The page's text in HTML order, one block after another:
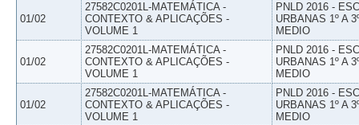
01/02
27582C0201L-MATEMÁTICA -
CONTEXTO & APLICAÇÕES -
VOLUME 1
PNLD 2016 -
URBANAS 1º A
MEDIO
01/02
27582C0201L-MATEMÁTICA -
CONTEXTO & APLICAÇÕES -
VOLUME 1
PNLD 2016 -
URBANAS 1º A
MEDIO
01/02
27582C0201L-MATEMÁTICA -
CONTEXTO & APLICAÇÕES -
VOLUME 1
PNLD 2016 -
URBANAS 1º A
MEDIO